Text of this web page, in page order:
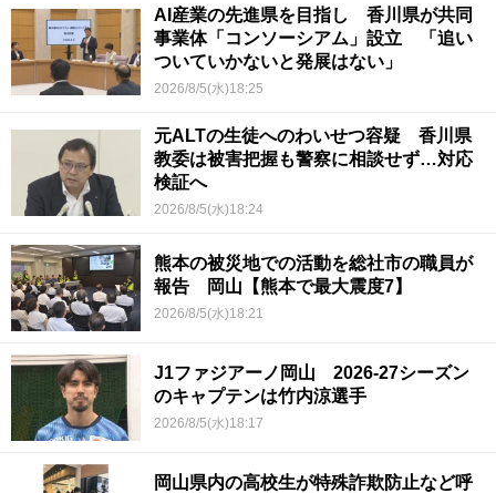
AI産業の先進県を目指し 香川県が共同
事業体「コンソーシアム」設立 「追い
ついていかないと発展はない」
2026/8/5(水)18:25
元ALTの生徒へのわいせつ容疑 香川県
教委は被害把握も警察に相談せず…対応
検証へ
2026/8/5(水)18:24
熊本の被災地での活動を総社市の職員が
報告 岡山【熊本で最大震度7】
2026/8/5(水)18:21
J1ファジアーノ岡山 2026-27シーズン
のキャプテンは竹内涼選手
2026/8/5(水)18:17
岡山県内の高校生が特殊詐欺防止など呼